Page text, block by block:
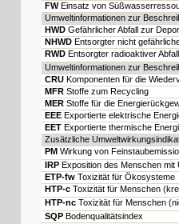
FWEinsatz von
Umweltinformationen zur
HWD Gefährlicher Abfall zur
NHWD Entsorgter nicht
RWD Entsorgter radioaktiver Abfall
Umweltinformationen zur
CRU Komponenten für die
MFR Stoffe zum Recycling
MER Stoffe für die
EEE Exportierte elektrische
EET Exportierte thermische
Zusätzliche
PM Wirkung von
IRP Exposition des Menschen mit
ETP-fw Toxizität für Ökosysteme
HTP-c Toxizität für Menschen
HTP-nc Toxizität für Menschen
SQP Bodenqualitätsindex